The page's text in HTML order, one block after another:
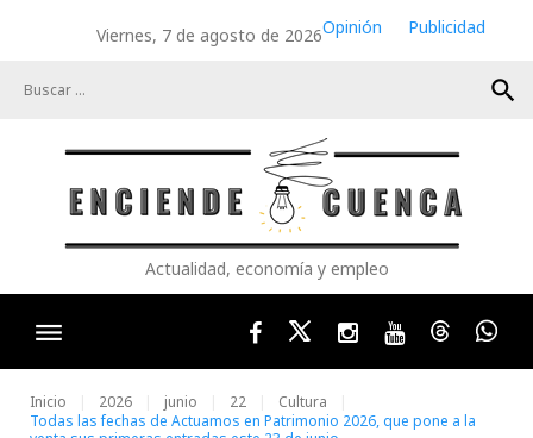
Viernes, 7 de agosto de 2026Opinión
Publicidad
search
Actualidad, economía y empleo
FacebookTwitterInstagram
YoutubeThreads
Inicio 2026 junio 22
Cultura
Todas las fechas de Actuamos en Patrimonio 2026, que pone a la